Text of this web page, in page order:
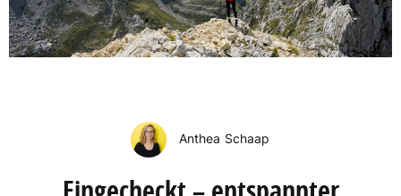
Anthea Schaap